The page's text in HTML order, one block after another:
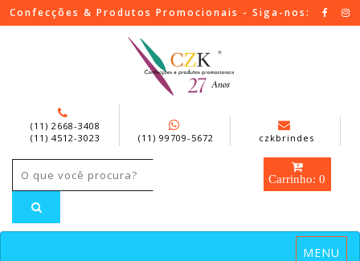
Confecções & Produtos Promocionais - Siga-nos:
(11) 2668-3408
(11) 4512-3023
(11) 99709-5672 czkbrindes
Carrinho: 0
MENU